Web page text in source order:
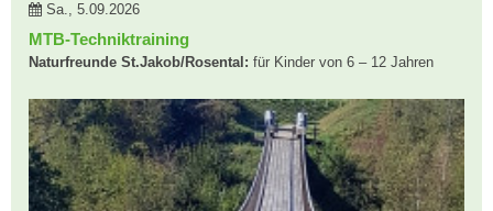
Sa., 5.09.2026
MTB-Techniktraining
Naturfreunde St.Jakob/Rosental: für Kinder von 6 – 12 Jahren